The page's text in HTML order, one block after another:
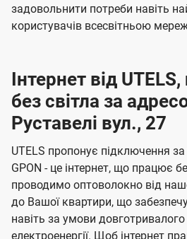
задовольнити потреби навіть
користувачів всесвітньою
Інтернет від
без світла за
Руставелі вул., 27
UTELS пропонує підключення за
GPON - це інтернет, що працює
проводимо оптоволокно від
до Вашої квартири, що
навіть за умови
електроенергії. Щоб інтернет